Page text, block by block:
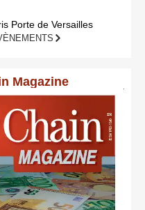
Porte de Versailles
Magazine